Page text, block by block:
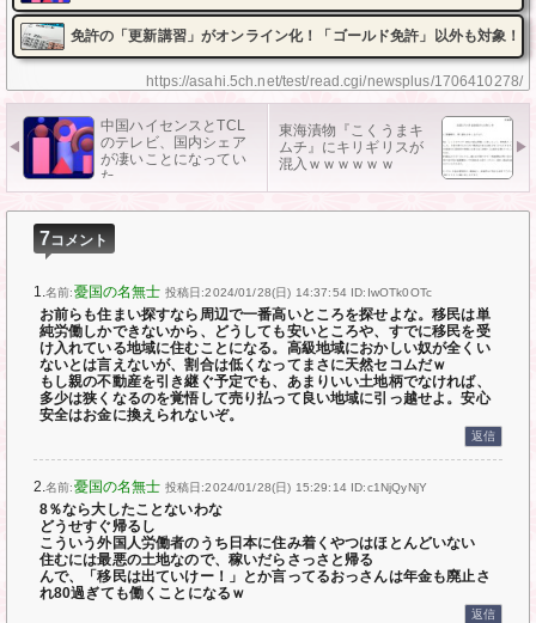
https://asahi.5ch.net/test/read.cgi/newsplus/1706410278/
免許の「更新講習」がオンライン化！「ゴールド免許」以外も対象！
中国ハイセンスとTCL
のテレビ、国内シェア
が凄いことになってい
た……
東海漬物『こくうまキ
ムチ』にキリギリスが
混入ｗｗｗｗｗｗ
7コメント
1.名前:憂国の名無士 投稿日:2024/01/28(日) 14:37:54 ID:IwOTk0OTc
お前らも住まい探すなら周辺で一番高いところを探せよな。移民は単
純労働しかできないから、どうしても安いところや、すでに移民を受
け入れている地域に住むことになる。高級地域におかしい奴が全くい
ないとは言えないが、割合は低くなってまさに天然セコムだｗ
もし親の不動産を引き継ぐ予定でも、あまりいい土地柄でなければ、
多少は狭くなるのを覚悟して売り払って良い地域に引っ越せよ。安心
安全はお金に換えられないぞ。
返信
2.名前:憂国の名無士 投稿日:2024/01/28(日) 15:29:14 ID:c1NjQyNjY
8％なら大したことないわな
どうせすぐ帰るし
こういう外国人労働者のうち日本に住み着くやつはほとんどいない
住むには最悪の土地なので、稼いだらさっさと帰る
んで、「移民は出ていけー！」とか言ってるおっさんは年金も廃止さ
れ80過ぎても働くことになるｗ
返信